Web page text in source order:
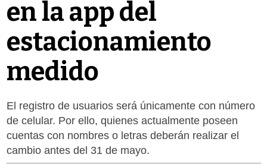
en la app del
estacionamiento
medido
El registro de usuarios será únicamente con número
de celular. Por ello, quienes actualmente poseen
cuentas con nombres o letras deberán realizar el
cambio antes del 31 de mayo.